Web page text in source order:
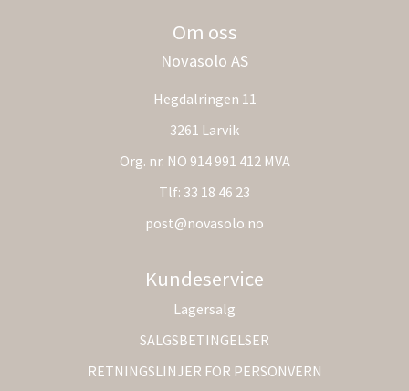
Om oss
Novasolo AS
Hegdalringen 11
3261 Larvik
Org. nr. NO 914 991 412 MVA
Tlf: 33 18 46 23
post@novasolo.no
Kundeservice
Lagersalg
SALGSBETINGELSER
RETNINGSLINJER FOR PERSONVERN